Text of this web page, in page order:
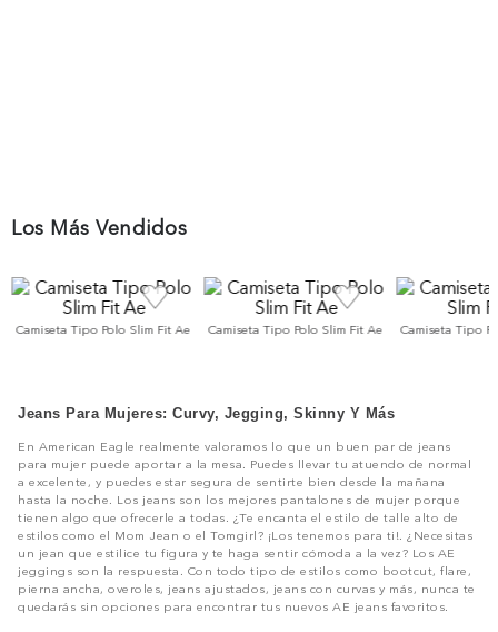
Los Más Vendidos
Camiseta Tipo Polo Slim Fit Ae Camiseta Tipo Polo Slim Fit Ae Camiseta Tipo
Jeans Para Mujeres: Curvy, Jegging, Skinny Y Más
En American Eagle realmente valoramos lo que un buen par de jeans
para mujer puede aportar a la mesa. Puedes llevar tu atuendo de normal
a excelente, y puedes estar segura de sentirte bien desde la mañana
hasta la noche. Los jeans son los mejores pantalones de mujer porque
tienen algo que ofrecerle a todas. ¿Te encanta el estilo de talle alto de
estilos como el Mom Jean o el Tomgirl? ¡Los tenemos para ti!. ¿Necesitas
un jean que estilice tu figura y te haga sentir cómoda a la vez? Los AE
jeggings son la respuesta. Con todo tipo de estilos como bootcut, flare,
pierna ancha, overoles, jeans ajustados, jeans con curvas y más, nunca te
quedarás sin opciones para encontrar tus nuevos AE jeans favoritos.